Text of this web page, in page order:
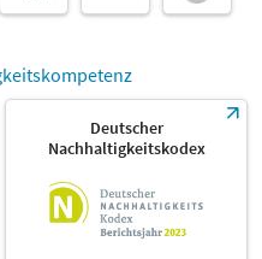
Deutscher
Nachhaltigkeitskodex